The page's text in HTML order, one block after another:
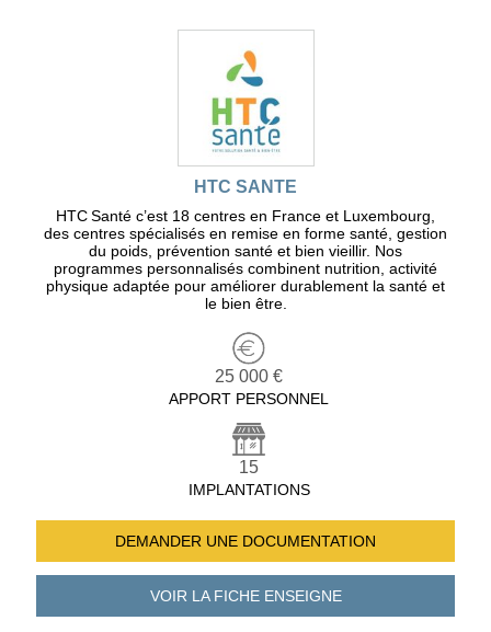
HTC SANTE
HTC Santé c’est 18 centres en France et Luxembourg,
des centres spécialisés en remise en forme santé, gestion
du poids, prévention santé et bien vieillir. Nos
programmes personnalisés combinent nutrition, activité
physique adaptée pour améliorer durablement la santé et
le bien être.
25 000 €
APPORT PERSONNEL
15
IMPLANTATIONS
DEMANDER UNE DOCUMENTATION
VOIR LA FICHEENSEIGNE